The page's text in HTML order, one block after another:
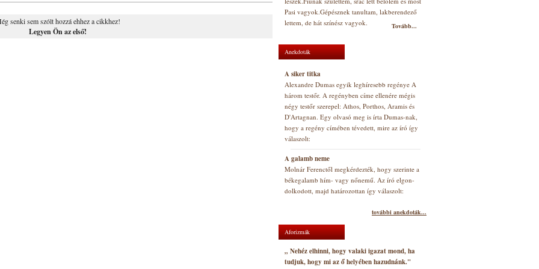
senki sem szólt hozzá ehhez a cikkhez!
Legyen Ön az első!
Pasi vagyok.Gépésznek tanultam, lakberendező
lettem, de hát színész vagyok.
Tovább...
Anekdoták
A siker titka
Alexandre Dumas egyik leghíresebb regénye A
három testőr. A regényben címe ellenére mégis
négy testőr szerepel: Athos, Porthos, Aramis és
D'Artagnan. Egy olvasó meg is írta Dumas-nak,
hogy a regény címében tévedett, mire az író így
válaszolt:
A galamb neme
Molnár Ferenctől megkérdezték, hogy szerinte a
békegalamb hím- vagy nőnemű. Az író elgon-
dolkodott, majd határozottan így válaszolt:
további anekdoták...
Aforizmák
„ Nehéz elhinni, hogy valaki igazat mond, ha
tudjuk, hogy mi az ő helyében hazudnánk."